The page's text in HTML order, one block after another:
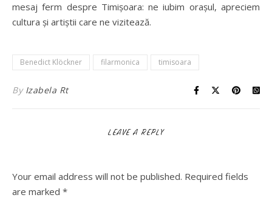
mesaj ferm despre Timișoara: ne iubim orașul, apreciem
cultura și artiștii care ne vizitează.
Benedict Klöckner filarmonica timisoara
By Izabela Rt
LEAVE A REPLY
Your email address will not be published. Required fields
are marked *